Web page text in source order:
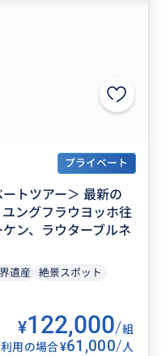
プライベート
トツアー＞ 最新の
ングフラウヨッホ往
ン、ラウターブルネ
遺産 絶景スポット
¥122,000/組
用の場合¥61,000/人